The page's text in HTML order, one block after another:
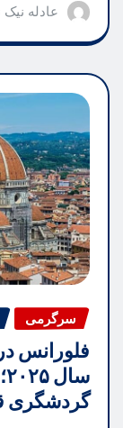
عادله نیک
سرگرمی
فلورانس
گردشگری